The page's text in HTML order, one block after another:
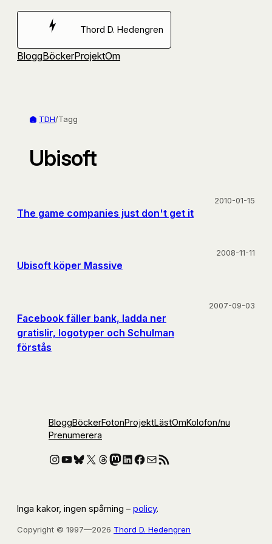
Hoppa
Thord D. Hedengren
BloggBöckerProjektOm
TDH/Tagg
Ubisoft
The game companies just don't get it
2010-01-15
Ubisoft köper Massive
2008-11-11
Facebook fäller bank, ladda ner
gratislir, logotyper och Schulman
förstås
2007-09-03
BloggBöckerFotonProjektLästOmKolofon/nu
Prenumerera
Instagram
YouTube
Bluesky
X Threads
Mastodon
LinkedIn
Facebook
E-postRSS-flöde
Inga kakor, ingen spårning – policy.
Copyright © 1997—2026 Thord D. Hedengren